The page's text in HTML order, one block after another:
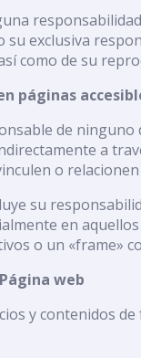
exclusiva
como de su
páginas
de
a
o
su
en
o un «frame»
web
y contenidos